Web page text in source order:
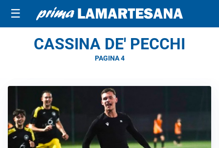
☰
CASSINA DE' PECCHI
PAGINA 4